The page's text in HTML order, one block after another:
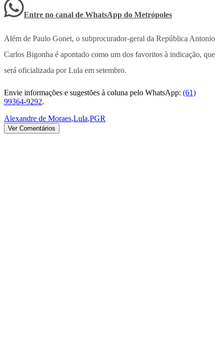
Entre no canal de WhatsApp do Metrópoles
Além de Paulo Gonet, o subprocurador-geral da República Antonio
Carlos Bigonha é apontado como um dos favoritos à indicação, que
será oficializada por Lula em setembro.
Envie informações e sugestões à coluna pelo WhatsApp: (61)
99364-9292.
Alexandre de Moraes,Lula,PGR
Ver Comentários